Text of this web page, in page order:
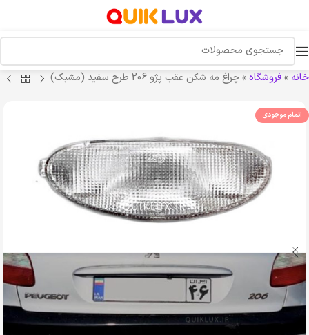
خانه »فروشگاه »چراغ مه شکن عقب پژو 206 طرح سفید (مشبک)
اتمام موجودی